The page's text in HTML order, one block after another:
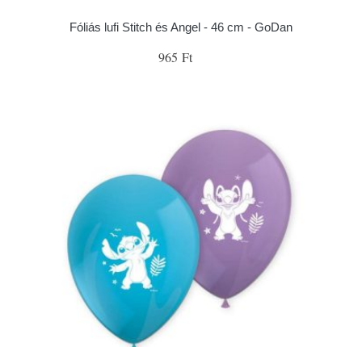
Fóliás lufi Stitch és Angel - 46 cm - GoDan
965 Ft